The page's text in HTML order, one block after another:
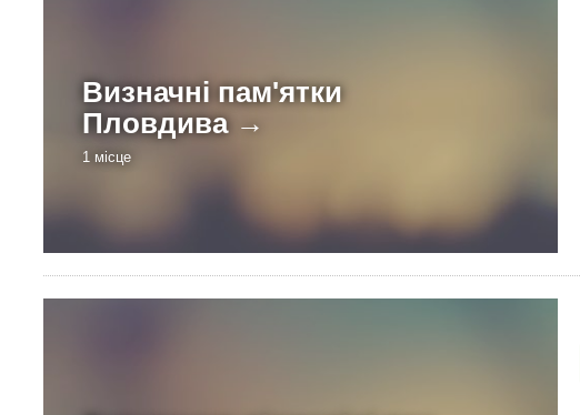
Визначні пам'ятки
Пловдива →
1 місце